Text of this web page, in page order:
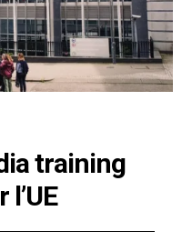
training